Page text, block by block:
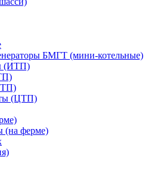
БМГТ (мини-котельные)
(ИТП)
(ЦТП)
(на ферме)